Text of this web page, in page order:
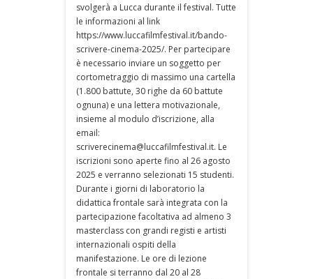
svolgerà a Lucca durante il festival. Tutte
le informazioni al link
https://www.luccafilmfestival.it/bando-
scrivere-cinema-2025/. Per partecipare
è necessario inviare un soggetto per
cortometraggio di massimo una cartella
(1.800 battute, 30 righe da 60 battute
ognuna) e una lettera motivazionale,
insieme al modulo d’iscrizione, alla
email:
scriverecinema@luccafilmfestival.it. Le
iscrizioni sono aperte fino al 26 agosto
2025 e verranno selezionati 15 studenti.
Durante i giorni di laboratorio la
didattica frontale sarà integrata con la
partecipazione facoltativa ad almeno 3
masterclass con grandi registi e artisti
internazionali ospiti della
manifestazione. Le ore di lezione
frontale si terranno dal 20 al 28